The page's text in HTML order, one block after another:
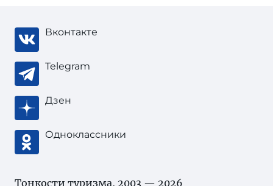
Вконтакте
Telegram
Дзен
Одноклассники
Тонкости туризма, 2003 — 2026